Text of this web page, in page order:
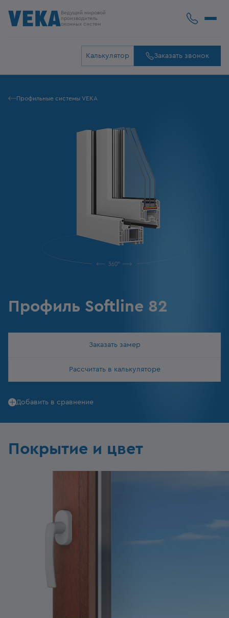
Ведущий мировой
производитель
оконных систем
Калькулятор Заказать звонок
Профильные системы VEKA
Профиль Softline 82
Заказать замер
Рассчитать в калькуляторе
Добавить в сравнение
Покрытие и цвет